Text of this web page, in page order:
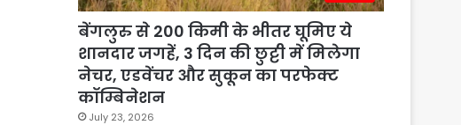
बेंगलुरु से 200 किमी के भीतर घूमिए ये
शानदार जगहें, 3 दिन की छुट्टी में मिलेगा
नेचर, एडवेंचर और सुकून का परफेक्ट
कॉम्बिनेशन
July 23, 2026